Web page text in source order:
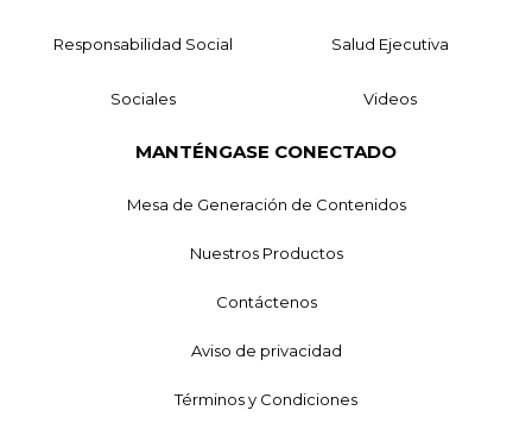
Responsabilidad Social Salud Ejecutiva
Sociales Videos
MANTÉNGASE CONECTADO
Mesa de Generación de Contenidos
Nuestros Productos
Contáctenos
Aviso de privacidad
Términos y Condiciones